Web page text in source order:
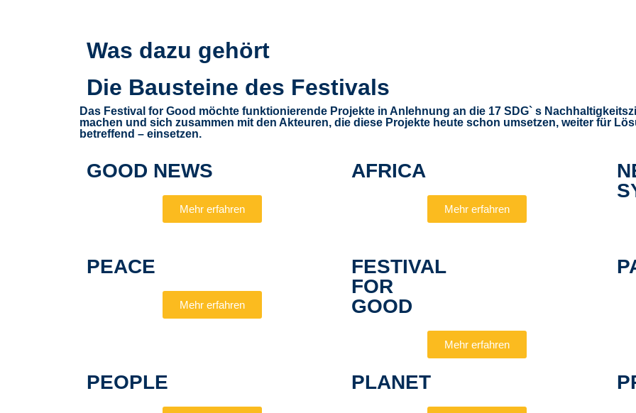
Was dazu gehört
Die Bausteine des Festivals
Das Festival for Good möchte funktionierende Projekte in Anlehnung an die 17 SDG` s
machen und sich zusammen mit den Akteuren, die diese Projekte heute schon umsetzen, weiter für
betreffend – einsetzen.
GOOD NEWS
Mehr erfahren
AFRICA
Mehr erfahren
PEACE
Mehr erfahren
FESTIVAL
FOR
GOOD
Mehr erfahren
PEOPLE PLANET